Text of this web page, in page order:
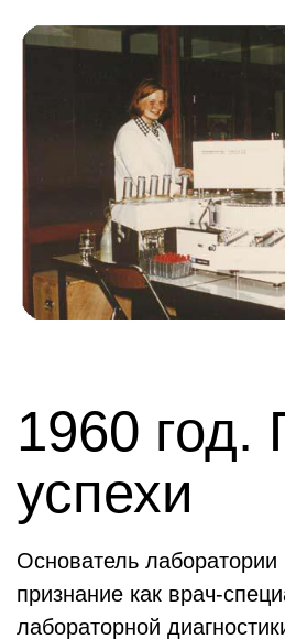
1960 год.
успехи
Основатель лаборатории
признание как врач-
лабораторной